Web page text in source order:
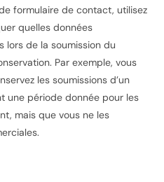
formulaire de contact, utilisez
quelles données
lors de la soumission du
Par exemple, vous
les soumissions d’un
une période donnée pour les
mais que vous ne les